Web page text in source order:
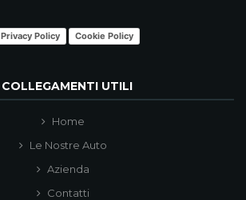
Privacy Policy Cookie Policy
COLLEGAMENTI UTILI
Home
Le Nostre Auto
Azienda
Contatti